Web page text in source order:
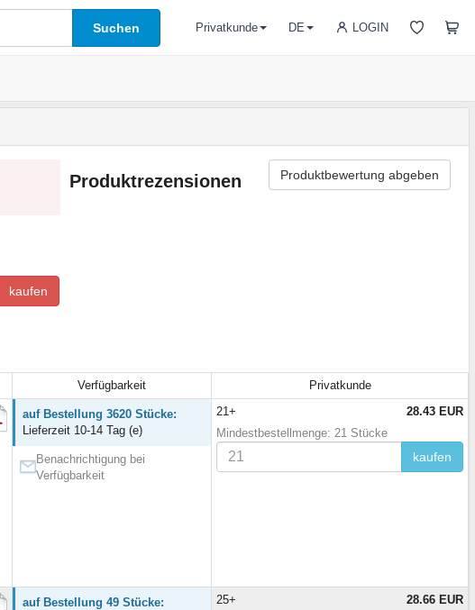
Suchen LOGIN
Privatkunde DE
kaufen
Produktrezensionen Produktbewertung abgeben
Verfügbarkeit
Privatkunde
auf Bestellung 3620 Stücke:
Lieferzeit 10-14 Tag (e)
Benachrichtigung bei
Verfügbarkeit
21+
28.43 EUR
Mindestbestellmenge: 21 Stücke
kaufen
auf Bestellung 49 Stücke:
25+
28.66 EUR